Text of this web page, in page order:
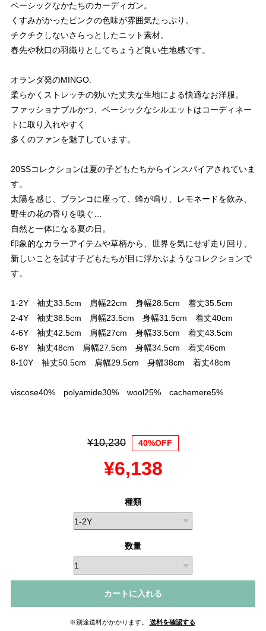
ベーシックなかたちのカーディガン。
くすみがかったピンクの色味が雰囲気たっぷり。
チクチクしないさらっとしたニット素材。
春先や秋口の羽織りとしてちょうど良い生地感です。
オランダ発のMINGO.
柔らかくストレッチの効いた丈夫な生地による快適なお洋服。
ファッショナブルかつ、ベーシックなシルエットはコーディネー
トに取り入れやすく
多くのファンを魅了しています。
20SSコレクションは夏の子どもたちからインスパイアされていま
す。
太陽を感じ、ブランコに座って、蜂が鳴り、レモネードを飲み、
野生の花の香りを嗅ぐ…
自然と一体になる夏の日。
印象的なカラーアイテムや草柄から、世界を気にせず走り回り、
新しいことを試す子どもたちが目に浮かぶようなコレクションで
す。
1-2Y 袖丈33.5cm 肩幅22cm 身幅28.5cm 着丈35.5cm
2-4Y 袖丈38.5cm 肩幅23.5cm 身幅31.5cm 着丈40cm
4-6Y 袖丈42.5cm 肩幅27cm 身幅33.5cm 着丈43.5cm
6-8Y 袖丈48cm 肩幅27.5cm 身幅34.5cm 着丈46cm
8-10Y 袖丈50.5cm 肩幅29.5cm 身幅38cm 着丈48cm
viscose40% polyamide30% wool25% cachemere5%
¥10,230 40%OFF
¥6,138
種類
数量
カートに入れる
※別途送料がかかります。
送料を確認する